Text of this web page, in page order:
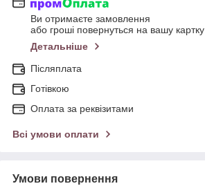
Ви отримаєте замовлення
або гроші повернуться на вашу картку
Детальніше
Післяплата
Готівкою
Оплата за реквізитами
Всі умови оплати
Умови повернення